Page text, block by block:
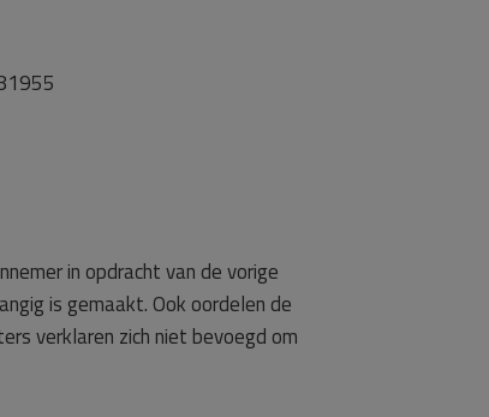
in opdracht van de vorige
is gemaakt. Ook oordelen de
verklaren zich niet bevoegd om